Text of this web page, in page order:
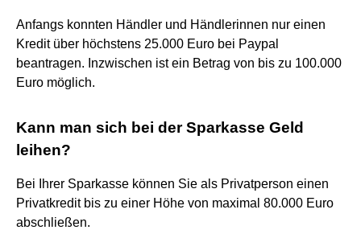
Anfangs konnten Händler und Händlerinnen nur einen
Kredit über höchstens 25.000 Euro bei Paypal
beantragen. Inzwischen ist ein Betrag von bis zu 100.000
Euro möglich.
Kann man sich bei der Sparkasse Geld
leihen?
Bei Ihrer Sparkasse können Sie als Privatperson einen
Privatkredit bis zu einer Höhe von maximal 80.000 Euro
abschließen.